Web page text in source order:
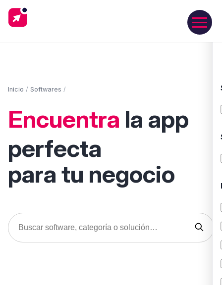
Inicio / Softwares /
Encuentra la app
perfecta
para tu negocio